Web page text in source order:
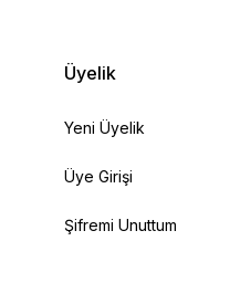
Üyelik
Yeni Üyelik
Üye Girişi
Şifremi Unuttum